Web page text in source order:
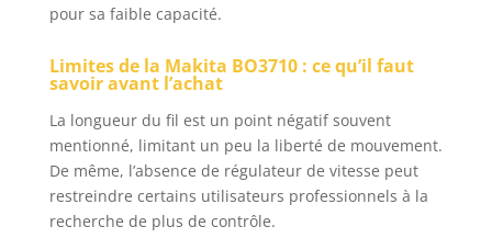
pour sa faible capacité.
Limites de la Makita BO3710 : ce qu’il faut
savoir avant l’achat
La longueur du fil est un point négatif souvent
mentionné, limitant un peu la liberté de mouvement.
De même, l’absence de régulateur de vitesse peut
restreindre certains utilisateurs professionnels à la
recherche de plus de contrôle.